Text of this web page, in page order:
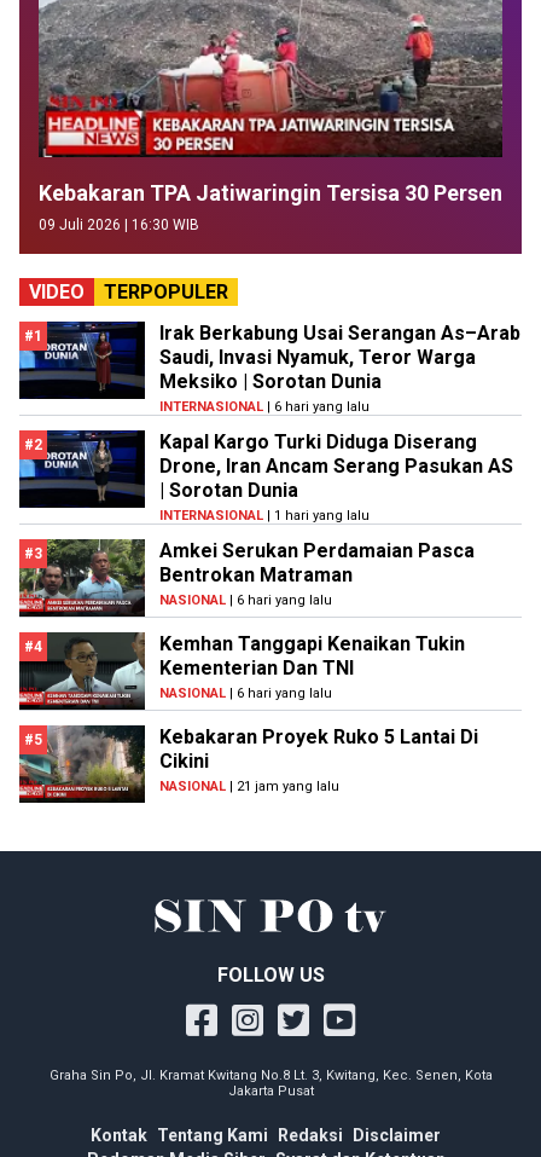
Kebakaran TPA Jatiwaringin Tersisa 30 Persen
09 Juli 2026 | 16:30 WIB
VIDEO TERPOPULER
#1
Irak Berkabung Usai Serangan As–Arab
Saudi, Invasi Nyamuk, Teror Warga
Meksiko | Sorotan Dunia
INTERNASIONAL | 6 hari yang lalu
#2
Kapal Kargo Turki Diduga Diserang
Drone, Iran Ancam Serang Pasukan AS
| Sorotan Dunia
INTERNASIONAL | 1 hari yang lalu
#3
Amkei Serukan Perdamaian Pasca
Bentrokan Matraman
NASIONAL | 6 hari yang lalu
#4
Kemhan Tanggapi Kenaikan Tukin
Kementerian Dan TNI
NASIONAL | 6 hari yang lalu
#5
Kebakaran Proyek Ruko 5 Lantai Di
Cikini
NASIONAL | 21 jam yang lalu
FOLLOW US
Graha Sin Po, Jl. Kramat Kwitang No.8 Lt. 3, Kwitang, Kec. Senen, Kota
Jakarta Pusat
Kontak Tentang Kami Redaksi
Disclaimer